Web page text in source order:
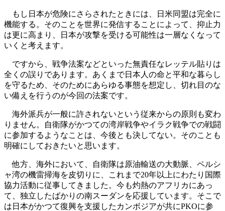
もし日本が危険にさらされたときには、日米同盟は完全に
機能する。そのことを世界に発信することによって、抑止力
は更に高まり、日本が攻撃を受ける可能性は一層なくなって
いくと考えます。
ですから、戦争法案などといった無責任なレッテル貼りは
全くの誤りであります。あくまで日本人の命と平和な暮らし
を守るため、そのためにあらゆる事態を想定し、切れ目のな
い備えを行うのが今回の法案です。
海外派兵が一般に許されないという従来からの原則も変わ
りません。自衛隊がかつての湾岸戦争やイラク戦争での戦闘
に参加するようなことは、今後とも決してない。そのことも
明確にしておきたいと思います。
他方、海外において、自衛隊は原油輸送の大動脈、ペルシ
ャ湾の機雷掃海を皮切りに、これまで20年以上にわたり国際
協力活動に従事してきました。今も灼熱のアフリカにあっ
て、独立したばかりの南スーダンを応援しています。そこで
は日本がかつて復興を支援したカンボジアが共にPKOに参